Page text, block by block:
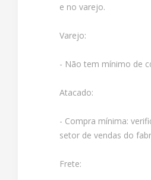
e no varejo.
Varejo:
- Não tem mínimo de
Atacado:
- Compra mínima:
setor de vendas do
Frete: